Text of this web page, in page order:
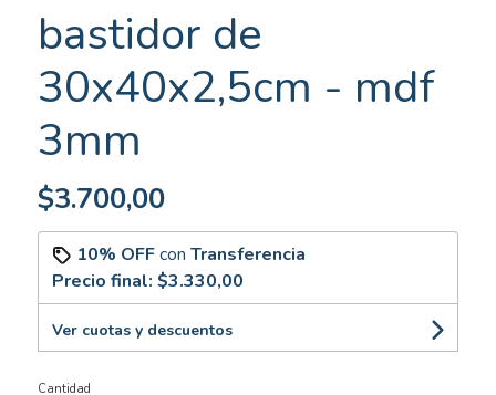
bastidor de
30x40x2,5cm - mdf
3mm
$3.700,00
10% OFFcon Transferencia
Precio final: $3.330,00
Ver cuotas y descuentos
Cantidad